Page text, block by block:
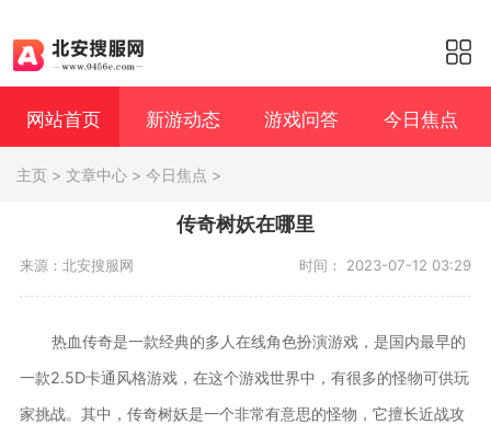
网站首页 新游动态 游戏问答 今日焦点
主页 > 文章中心 > 今日焦点 >
传奇树妖在哪里
来源：北安搜服网 时间： 2023-07-12 03:29
热血传奇是一款经典的多人在线角色扮演游戏，是国内最早的
一款2.5D卡通风格游戏，在这个游戏世界中，有很多的怪物可供玩
家挑战。其中，传奇树妖是一个非常有意思的怪物，它擅长近战攻